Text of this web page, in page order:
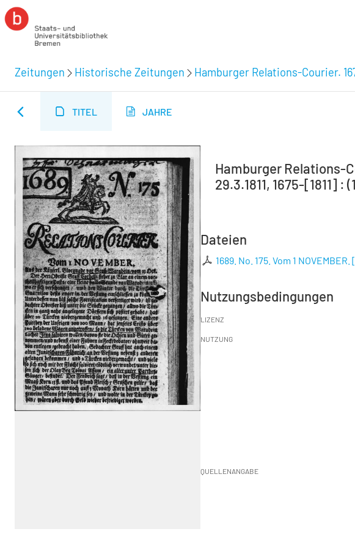
Zeitungen Historische Zeitungen Hamburger Relations-Courier.
TITEL JAHRE
Hamburger Relations-
29.3.1811, 1675-[1811] :
Dateien
1689. No. 175. Vom 1 NOVEMBER. [
Nutzungsbedingungen
LIZENZ
NUTZUNG
QUELLENANGABE